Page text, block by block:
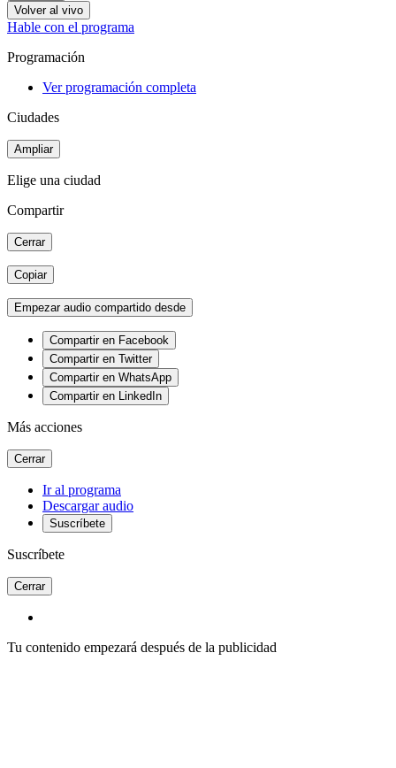
Volver al vivo
Hable con el programa
Programación
Ver programación completa
Ciudades
Ampliar
Elige una ciudad
Compartir
Cerrar
Copiar
Empezar audio compartido desde
Compartir en Facebook
Compartir en Twitter
Compartir en WhatsApp
Compartir en LinkedIn
Más acciones
Cerrar
Ir al programa
Descargar audio
Suscríbete
Suscríbete
Cerrar
Tu contenido empezará después de la publicidad